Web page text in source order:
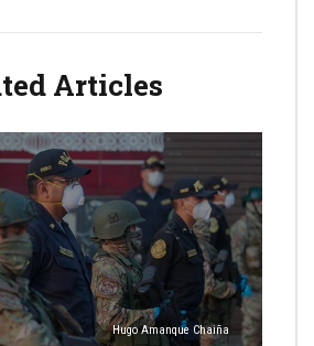
Articles
Hugo Amanque Chaiña